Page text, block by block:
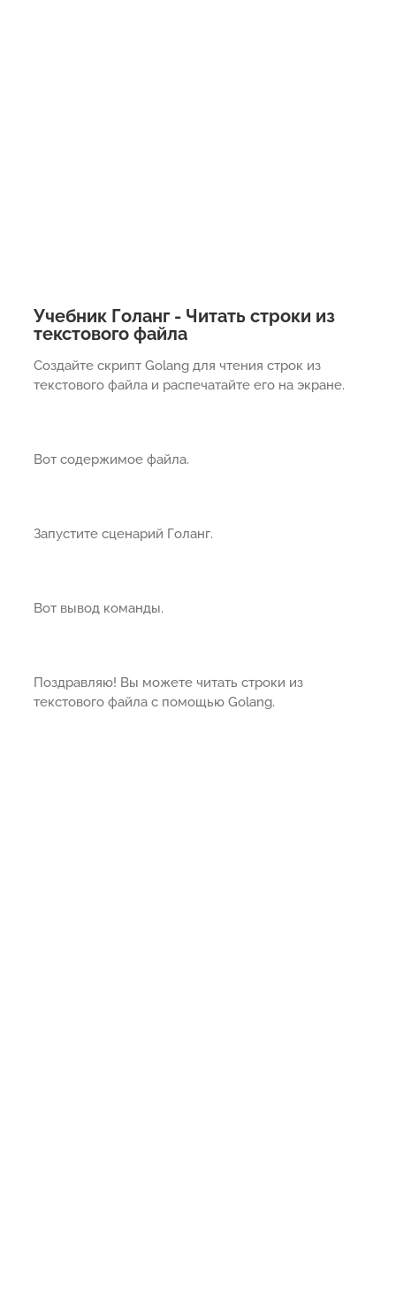
Учебник Голанг - Читать строки из
текстового файла
Создайте скрипт Golang для чтения строк из
текстового файла и распечатайте его на экране.
Вот содержимое файла.
Запустите сценарий Голанг.
Вот вывод команды.
Поздравляю! Вы можете читать строки из
текстового файла с помощью Golang.